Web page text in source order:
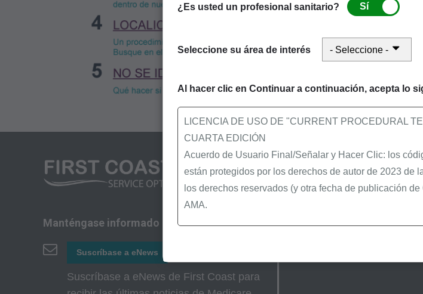
Manténgase informado
Suscríbase a eNews
Suscríbase a eNews de First Coast para
Sitio web del proveedor
Inicio
Calendario de eventos
¿Es usted un profesional sanitario? Sí
Seleccione su área de interés
Al hacer clic en Continuar a continuación, acepta lo
LICENCIA DE USO DE "CURRENT PROCEDURAL
CUARTA EDICIÓN
Acuerdo de Usuario Final/Señalar y Hacer Clic: los
están protegidos por los derechos de autor de 2023 de
los derechos reservados (y otra fecha de publicación
AMA.
Determinaciones de Cobertura Local (LCDs),
Políticas de Revisión Médica Local (LMRPs),